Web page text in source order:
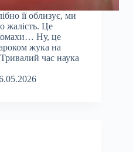
її облизує, ми
жалість. Це
Ну, це
жука на
час наука